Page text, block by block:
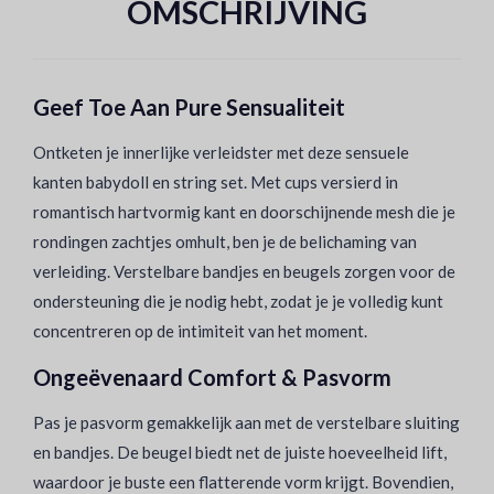
OMSCHRIJVING
Geef Toe Aan Pure Sensualiteit
Ontketen je innerlijke verleidster met deze sensuele
kanten babydoll en string set. Met cups versierd in
romantisch hartvormig kant en doorschijnende mesh die je
rondingen zachtjes omhult, ben je de belichaming van
verleiding. Verstelbare bandjes en beugels zorgen voor de
ondersteuning die je nodig hebt, zodat je je volledig kunt
concentreren op de intimiteit van het moment.
Ongeëvenaard Comfort & Pasvorm
Pas je pasvorm gemakkelijk aan met de verstelbare sluiting
en bandjes. De beugel biedt net de juiste hoeveelheid lift,
waardoor je buste een flatterende vorm krijgt. Bovendien,